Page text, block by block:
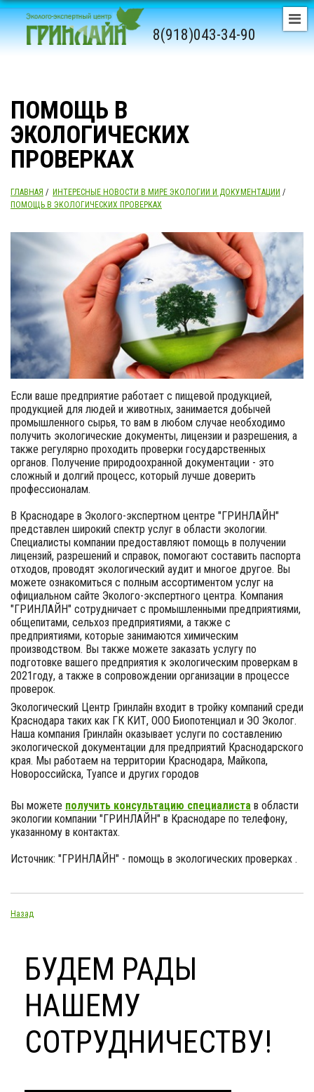
8(918)043-34-90
ПОМОЩЬ В
ЭКОЛОГИЧЕСКИХ
ПРОВЕРКАХ
ГЛАВНАЯ / ИНТЕРЕСНЫЕ НОВОСТИ В МИРЕ ЭКОЛОГИИ И ДОКУМЕНТАЦИИ /
ПОМОЩЬ В ЭКОЛОГИЧЕСКИХ ПРОВЕРКАХ
Если ваше предприятие работает с пищевой продукцией,
продукцией для людей и животных, занимается добычей
промышленного сырья, то вам в любом случае необходимо
получить экологические документы, лицензии и разрешения, а
также регулярно проходить проверки государственных
органов. Получение природоохранной документации - это
сложный и долгий процесс, который лучше доверить
профессионалам.
В Краснодаре в Эколого-экспертном центре "ГРИНЛАЙН"
представлен широкий спектр услуг в области экологии.
Специалисты компании предоставляют помощь в получении
лицензий, разрешений и справок, помогают составить паспорта
отходов, проводят экологический аудит и многое другое. Вы
можете ознакомиться с полным ассортиментом услуг на
официальном сайте Эколого-экспертного центра. Компания
"ГРИНЛАЙН" сотрудничает с промышленными предприятиями,
общепитами, сельхоз предприятиями, а также с
предприятиями, которые занимаются химическим
производством. Вы также можете заказать услугу по
подготовке вашего предприятия к экологическим проверкам в
2021году, а также в сопровождении организации в процессе
проверок.
Экологический Центр Гринлайн входит в тройку компаний среди
Краснодара таких как ГК КИТ, ООО Биопотенциал и ЭО Эколог.
Наша компания Гринлайн оказывает услуги по составлению
экологической документации для предприятий Краснодарского
края. Мы работаем на территории Краснодара, Майкопа,
Новороссийска, Туапсе и других городов
Вы можете получить консультацию специалиста в области
экологии компании "ГРИНЛАЙН" в Краснодаре по телефону,
указанному в контактах.
Источник: "ГРИНЛАЙН" - помощь в экологических проверках .
Назад
БУДЕМ РАДЫ
НАШЕМУ
СОТРУДНИЧЕСТВУ!